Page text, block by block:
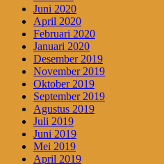
Juni 2020
April 2020
Februari 2020
Januari 2020
Desember 2019
November 2019
Oktober 2019
September 2019
Agustus 2019
Juli 2019
Juni 2019
Mei 2019
April 2019